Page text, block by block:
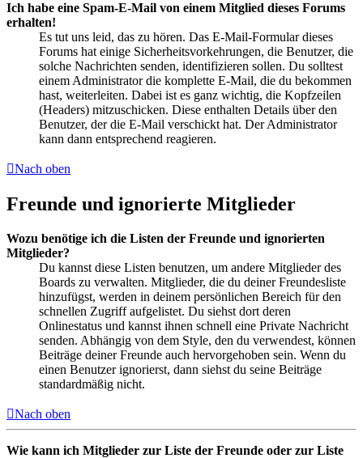
Ich habe eine Spam-E-Mail von einem Mitglied dieses Forums
erhalten!
Es tut uns leid, das zu hören. Das E-Mail-Formular dieses
Forums hat einige Sicherheitsvorkehrungen, die Benutzer, die
solche Nachrichten senden, identifizieren sollen. Du solltest
einem Administrator die komplette E-Mail, die du bekommen
hast, weiterleiten. Dabei ist es ganz wichtig, die Kopfzeilen
(Headers) mitzuschicken. Diese enthalten Details über den
Benutzer, der die E-Mail verschickt hat. Der Administrator
kann dann entsprechend reagieren.
Nach oben
Freunde und ignorierte Mitglieder
Wozu benötige ich die Listen der Freunde und ignorierten
Mitglieder?
Du kannst diese Listen benutzen, um andere Mitglieder des
Boards zu verwalten. Mitglieder, die du deiner Freundesliste
hinzufügst, werden in deinem persönlichen Bereich für den
schnellen Zugriff aufgelistet. Du siehst dort deren
Onlinestatus und kannst ihnen schnell eine Private Nachricht
senden. Abhängig von dem Style, den du verwendest, können
Beiträge deiner Freunde auch hervorgehoben sein. Wenn du
einen Benutzer ignorierst, dann siehst du seine Beiträge
standardmäßig nicht.
Nach oben
Wie kann ich Mitglieder zur Liste der Freunde oder zur Liste